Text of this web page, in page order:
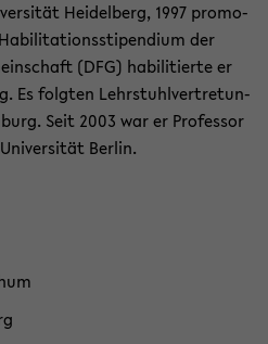
Hei­del­berg, 1997 pro­mo­
der
(DFG) ha­bi­li­tier­te er
Es folg­ten Lehr­stuhl­ver­tre­tun­
Seit 2003 war er Pro­fes­sor
Ber­lin.